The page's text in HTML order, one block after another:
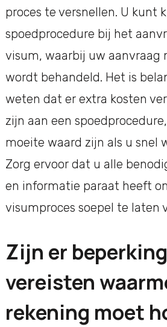
proces te versnellen. U kunt
spoedprocedure bij het
visum, waarbij uw aanvraag
wordt behandeld. Het is
weten dat er extra kosten
zijn aan een
moeite waard zijn als u snel
Zorg ervoor dat u alle
en informatie paraat heeft
visumproces soepel te laten
Zijn er
vereisten
rekening moet